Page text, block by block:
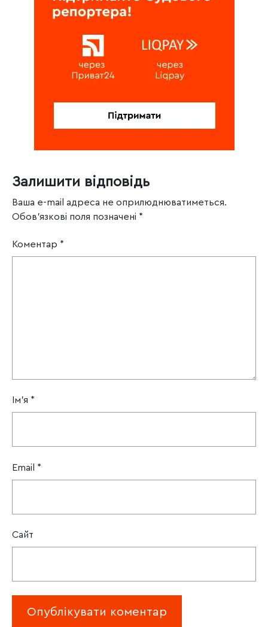
Залишити відповідь
Ваша e-mail адреса не оприлюднюватиметься.
Обов’язкові поля позначені *
Коментар *
Ім'я *
Email *
Сайт